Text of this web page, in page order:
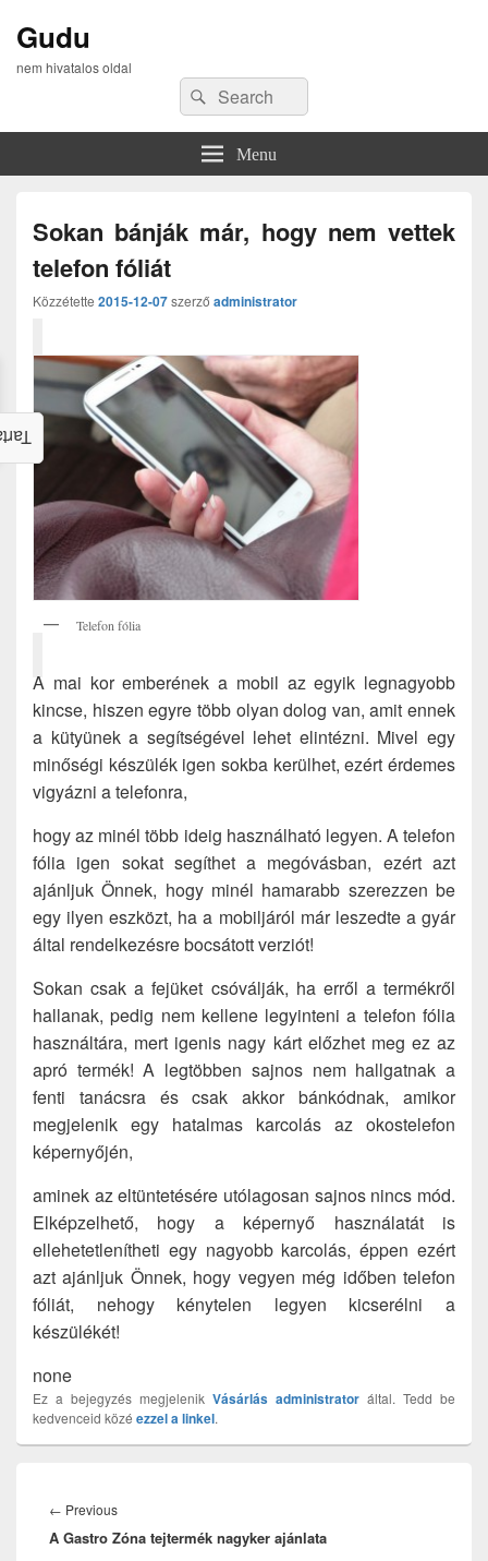
Gudu
nem hivatalos oldal
Search
for:
Search
Menu
Sokan bánják már, hogy nem vettek
telefon fóliát
Közzétette 2015-12-07szerző administrator
Telefon fólia
A mai kor emberének a mobil az egyik legnagyobb
kincse, hiszen egyre több olyan dolog van, amit ennek
a kütyünek a segítségével lehet elintézni. Mivel egy
minőségi készülék igen sokba kerülhet, ezért érdemes
vigyázni a telefonra,
hogy az minél több ideig használható legyen. A telefon
fólia igen sokat segíthet a megóvásban, ezért azt
ajánljuk Önnek, hogy minél hamarabb szerezzen be
egy ilyen eszközt, ha a mobiljáról már leszedte a gyár
által rendelkezésre bocsátott verziót!
Sokan csak a fejüket csóválják, ha erről a termékről
hallanak, pedig nem kellene legyinteni a telefon fólia
használtára, mert igenis nagy kárt előzhet meg ez az
apró termék! A legtöbben sajnos nem hallgatnak a
fenti tanácsra és csak akkor bánkódnak, amikor
megjelenik egy hatalmas karcolás az okostelefon
képernyőjén,
aminek az eltüntetésére utólagosan sajnos nincs mód.
Elképzelhető, hogy a képernyő használatát is
ellehetetlenítheti egy nagyobb karcolás, éppen ezért
azt ajánljuk Önnek, hogy vegyen még időben telefon
fóliát, nehogy kénytelen legyen kicserélni a
készülékét!
none
Ez a bejegyzés megjelenik Vásárlás administrator által. Tedd be
kedvenceid közé ezzel a linkel.
navigáció
← PreviousPrevious
post:
A Gastro Zóna tejtermék nagyker ajánlata